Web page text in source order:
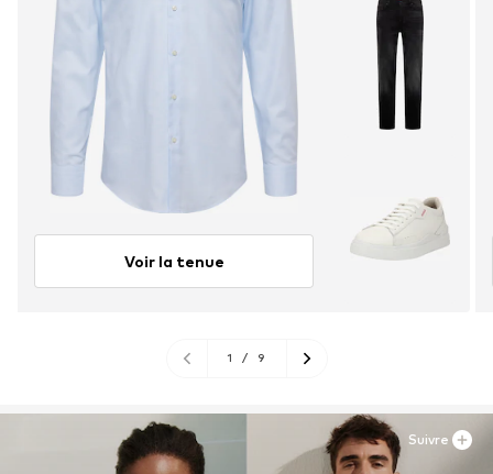
Voir la tenue
1 / 9
Suivre